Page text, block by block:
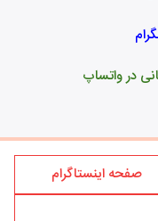
استفاده از مطالب
و با ذکر منبع و درج
صفحه اینستاگرام